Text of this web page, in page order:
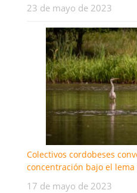
23 de mayo de 2023
Colectivos cordobeses
concentración bajo el lema
17 de mayo de 2023